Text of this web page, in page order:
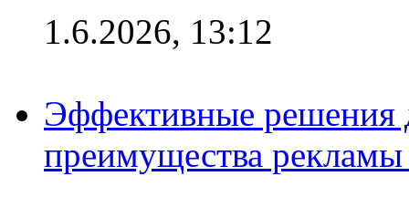
1.6.2026, 13:12
Эффективные решения
преимущества рекламы